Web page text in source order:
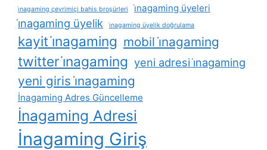
i̇nagaming çevrimiçi bahis broşürleri
i̇nagaming üyeleri
i̇nagaming üyelik i̇nagaming üyelik doğrulama
kayit i̇nagaming mobil i̇nagaming
twitter i̇nagaming yeni adresi i̇nagaming
yeni giris i̇nagaming
İnagaming Adres Güncelleme
İnagaming Adresi
İnagaming Giriş